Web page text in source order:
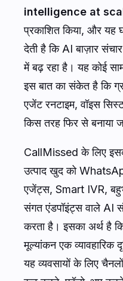
intelligence at
प्रकाशित किया, और यह
देती है कि AI बाज़ार
में बढ़ रहा है। यह कोई
इस बात का संकेत है कि
एजेंट रनटाइम, वॉइस
किस तरह फिर से बनाया
CallMissed के लिए
उत्पाद खुद को
एजेंट्स, Smart IVR,
संगत एंडपॉइंट्स वाले AI
करता है। इसका अर्थ है
मूल्यांकन एक व्यावहारिक
यह व्यवसायों के लिए